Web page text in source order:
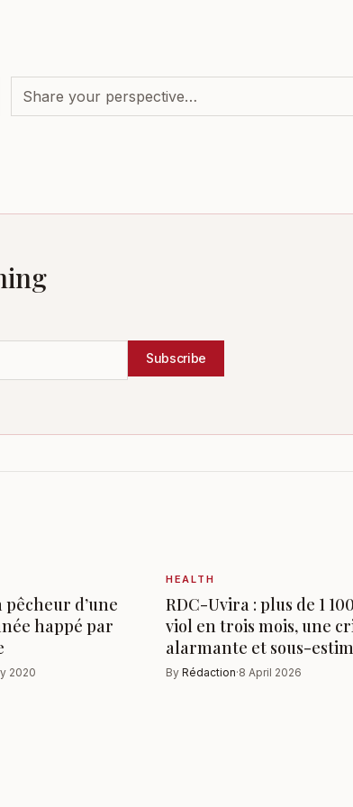
Subscribe
pêcheur d’une
happé par
2020
HEALTH
RDC-Uvira : plus de 1
viol en trois mois, une
alarmante et sous-
By Rédaction·8 April 2026